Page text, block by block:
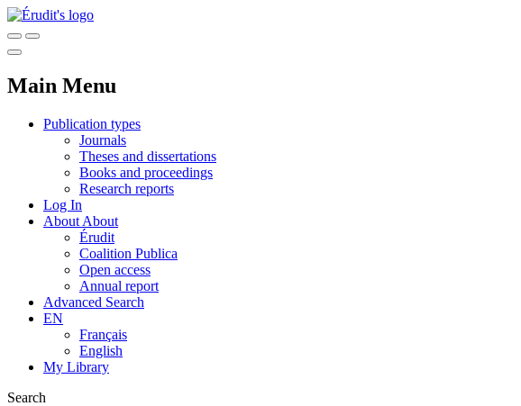
Main Menu
Publication types
Journals
Theses and dissertations
Books and proceedings
Research reports
Log In
About About
Érudit
Coalition Publica
Open access
Annual report
Advanced Search
EN
Français
English
My Library
Search